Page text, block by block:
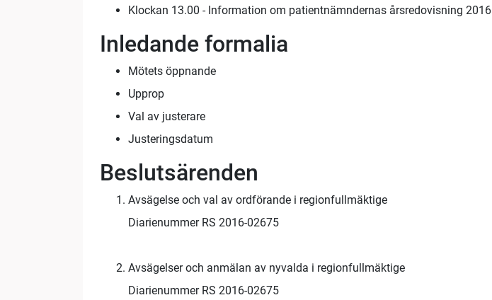
Klockan 13.00 - Information om patientnämndernas årsredovisning 2016
Inledande formalia
Mötets öppnande
Upprop
Val av justerare
Justeringsdatum
Beslutsärenden
Avsägelse och val av ordförande i regionfullmäktige
Diarienummer RS 2016-02675
Avsägelser och anmälan av nyvalda i regionfullmäktige
Diarienummer RS 2016-02675